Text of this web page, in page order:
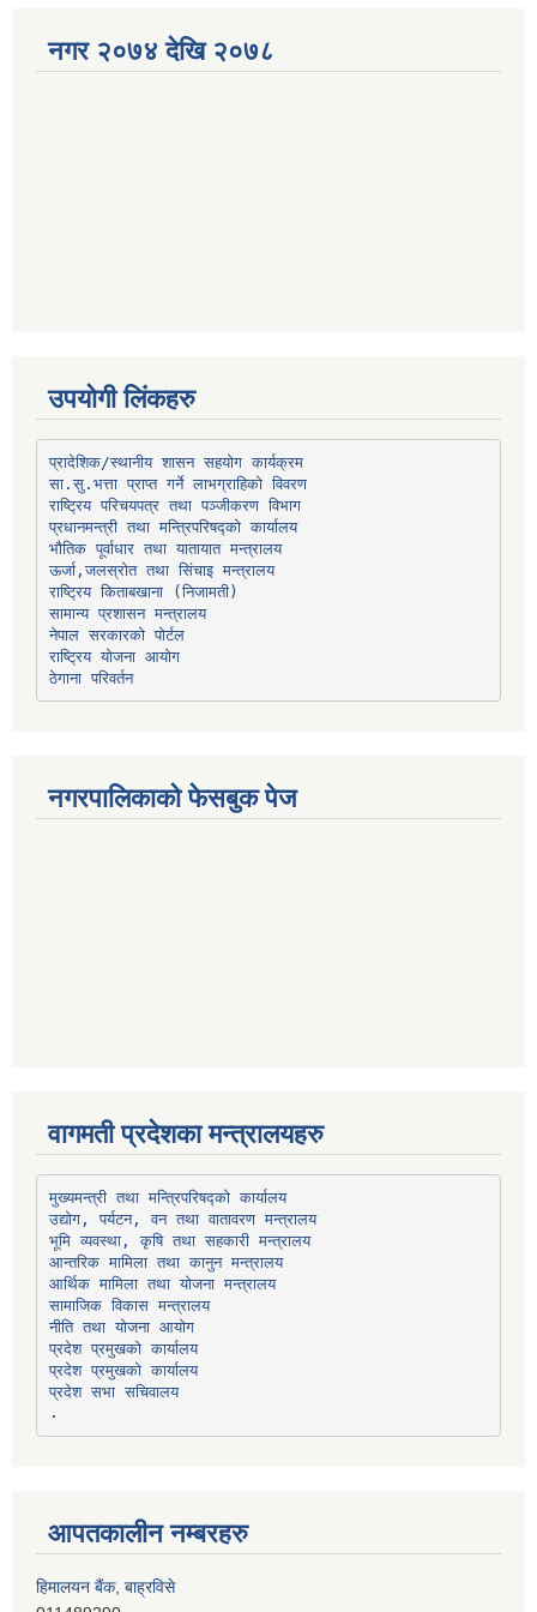
नगर २०७४ देखि २०७८
उपयोगी लिंकहरु
प्रादेशिक/स्थानीय शासन सहयोग कार्यक्रम
सा.सु.भत्ता प्राप्त गर्ने लाभग्राहिको विवरण
राष्ट्रिय परिचयपत्र तथा पञ्‍जीकरण विभाग
प्रधानमन्त्री तथा मन्त्रिपरिषद्को कार्यालय
भौतिक पूर्वाधार तथा यातायात मन्त्रालय
ऊर्जा,जलस्रोत तथा सिंचाइ मन्त्रालय
सामान्य प्रशासन मन्त्रालय
नेपाल सरकारको पोर्टल
राष्ट्रिय योजना आयोग
ठेगाना परिवर्तन
नगरपालिकाको फेसबुक पेज
वागमती प्रदेशका मन्त्रालयहरु
मुख्यमन्त्री तथा मन्त्रिपरिषद्को कार्यालय
उद्योग, पर्यटन, वन तथा वातावरण मन्त्रालय
भूमि व्यवस्था, कृषि तथा सहकारी मन्त्रालय
आन्तरिक मामिला तथा कानुन मन्त्रालय
आर्थिक मामिला तथा योजना मन्त्रालय
सामाजिक विकास मन्त्रालय
नीति तथा योजना आयोग
प्रदेश प्रमुखको कार्यालय
प्रदेश प्रमुखको कार्यालय
प्रदेश सभा सचिवालय
आपतकालीन नम्बरहरु
हिमालयन बैंक, बाह्रविसे